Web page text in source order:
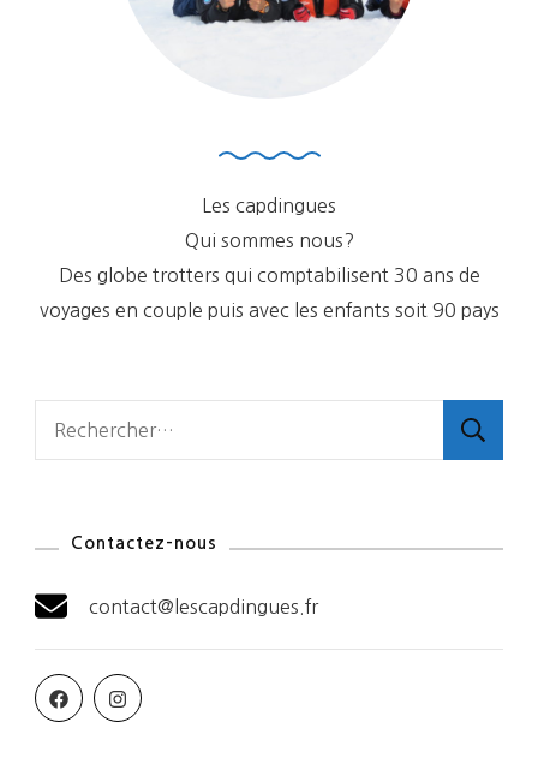
Les capdingues
Qui sommes nous?
Des globe trotters qui comptabilisent 30 ans de
voyages en couple puis avec les enfants soit 90 pays
Contactez-nous
contact@lescapdingues.fr